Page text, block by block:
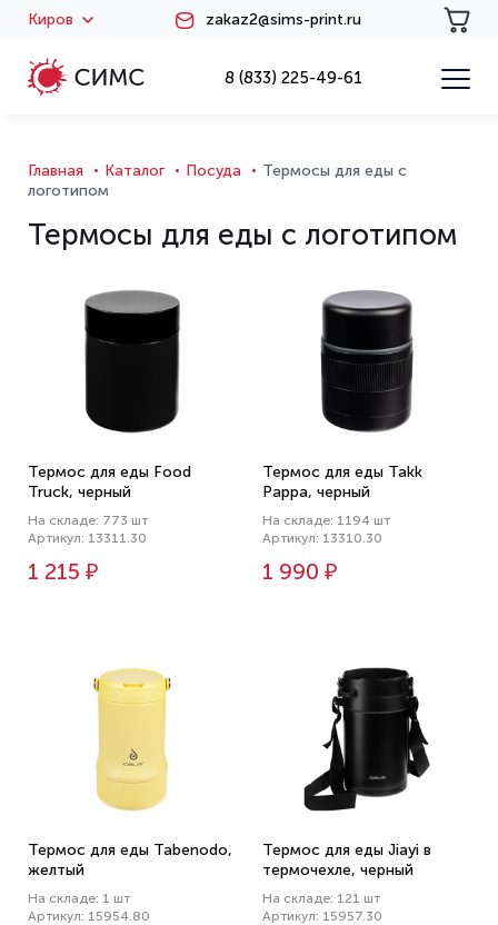
Киров zakaz2@sims-print.ru
8 (833) 225-49-61
Главная Каталог Посуда
Термосы для еды с
логотипом
Термосы для еды с логотипом
Термос для еды Food
Truck, черный
На складе: 773 шт
Артикул: 13311.30
1 215 ₽
Термос для еды Takk
Pappa, черный
На складе: 1194 шт
Артикул: 13310.30
1 990 ₽
Термос для еды Tabenodo,
желтый
На складе: 1 шт
Артикул: 15954.80
Термос для еды Jiayi в
термочехле, черный
На складе: 121 шт
Артикул: 15957.30